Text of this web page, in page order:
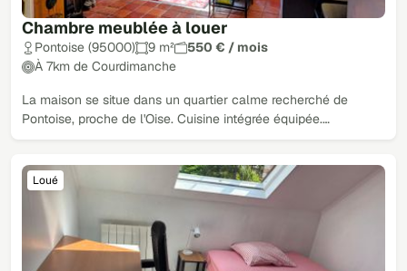
Chambre meublée à louer
Pontoise (95000) 9 m²
550 € / mois
À 7km de Courdimanche
La maison se situe dans un quartier calme recherché de
Pontoise, proche de l'Oise. Cuisine intégrée équipée.…
Loué